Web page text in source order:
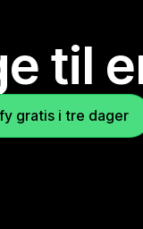
til
gratis i tre dager